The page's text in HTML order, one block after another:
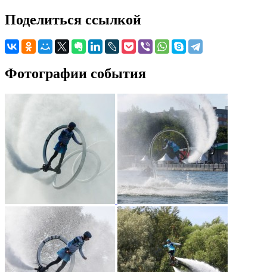
Поделиться ссылкой
Фотографии события